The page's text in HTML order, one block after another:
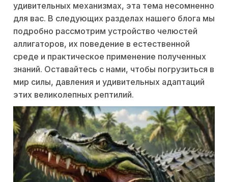
удивительных механизмах, эта тема несомненно
для вас. В следующих разделах нашего блога мы
подробно рассмотрим устройство челюстей
аллигаторов, их поведение в естественной
среде и практическое применение полученных
знаний. Оставайтесь с нами, чтобы погрузиться в
мир силы, давления и удивительных адаптаций
этих великолепных рептилий.